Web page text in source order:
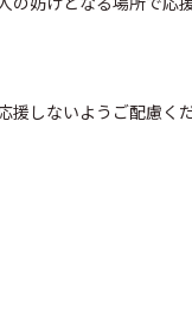
しないようご配慮くだ